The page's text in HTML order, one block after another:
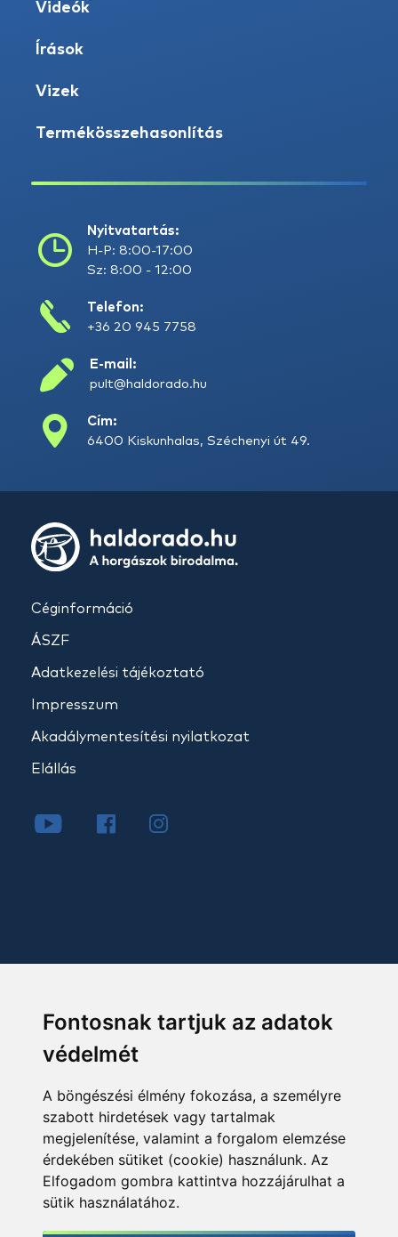
Fontosnak tartjuk az adatok
védelmét
A böngészési élmény fokozása, a személyre
szabott hirdetések vagy tartalmak
megjelenítése, valamint a forgalom elemzése
érdekében sütiket (cookie) használunk. Az
Elfogadom gombra kattintva hozzájárulhat a
sütik használatához.
Videók
Írások
Vizek
Termékösszehasonlítás
Nyitvatartás:
H-P: 8:00-17:00
Sz: 8:00 - 12:00
Telefon:
+36 20 945 7758
E-mail:
pult@haldorado.hu
Cím:
6400 Kiskunhalas, Széchenyi út 49.
Céginformáció
ÁSZF
Adatkezelési tájékoztató
Impresszum
Akadálymentesítési nyilatkozat
Elállás